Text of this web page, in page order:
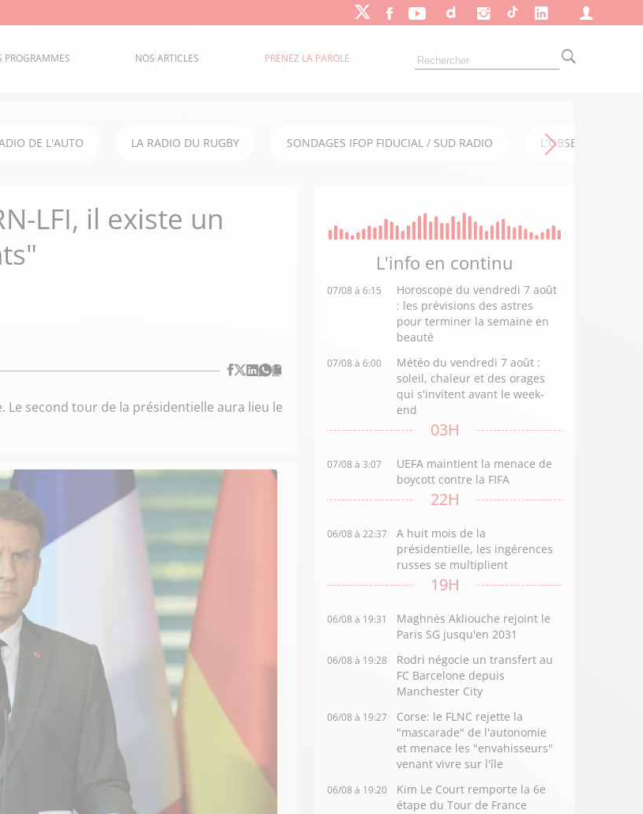
PROGRAMMES NOS ARTICLES PRENEZ LA PAROLE
DE L'AUTO LA RADIO DU RUGBY SONDAGES IFOP FIDUCIAL / SUD RADIO L'OBSERVATOIRE
LFI, il existe un
Le second tour de la présidentielle aura lieu le
L'info en continu
07/08 à 6:15
Horoscope du vendredi 7 août
: les prévisions des astres
pour terminer la semaine en
beauté
07/08 à 6:00
Météo du vendredi 7 août :
soleil, chaleur et des orages
qui s'invitent avant le week-
end
03H
07/08 à 3:07
UEFA maintient la menace de
boycott contre la FIFA
22H
06/08 à 22:37
A huit mois de la
présidentielle, les ingérences
russes se multiplient
19H
06/08 à 19:31
Maghnès Akliouche rejoint le
Paris SG jusqu'en 2031
06/08 à 19:28
Rodri négocie un transfert au
FC Barcelone depuis
Manchester City
06/08 à 19:27
Corse: le FLNC rejette la
"mascarade" de l'autonomie
et menace les "envahisseurs"
venant vivre sur l'île
06/08 à 19:20
Kim Le Court remporte la 6e
étape du Tour de France